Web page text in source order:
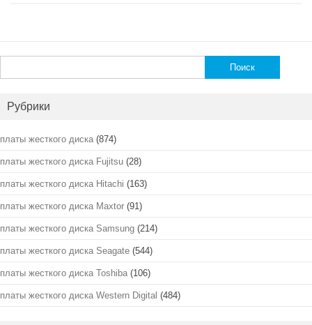
Рубрики
платы жесткого диска (874)
платы жесткого диска Fujitsu (28)
платы жесткого диска Hitachi (163)
платы жесткого диска Maxtor (91)
платы жесткого диска Samsung (214)
платы жесткого диска Seagate (544)
платы жесткого диска Toshiba (106)
платы жесткого диска Western Digital (484)